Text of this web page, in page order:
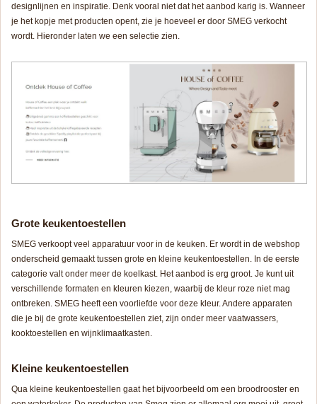
designlijnen en inspiratie. Denk vooral niet dat het aanbod karig is. Wanneer
je het kopje met producten opent, zie je hoeveel er door SMEG verkocht
wordt. Hieronder laten we een selectie zien.
Grote keukentoestellen
SMEG verkoopt veel apparatuur voor in de keuken. Er wordt in de webshop
onderscheid gemaakt tussen grote en kleine keukentoestellen. In de eerste
categorie valt onder meer de koelkast. Het aanbod is erg groot. Je kunt uit
verschillende formaten en kleuren kiezen, waarbij de kleur roze niet mag
ontbreken. SMEG heeft een voorliefde voor deze kleur. Andere apparaten
die je bij de grote keukentoestellen ziet, zijn onder meer vaatwassers,
kooktoestellen en wijnklimaatkasten.
Kleine keukentoestellen
Qua kleine keukentoestellen gaat het bijvoorbeeld om een broodrooster en